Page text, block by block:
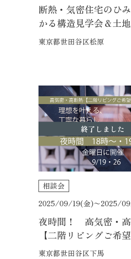
断熱・気密住宅のひ
かる構造見学会＆土
お話
東京都世田谷区松原
終了しました
相談会
2025/09/19(金)〜2025/
夜時間！ 高気密・
【二階リビングご希
定】理想を叶える、丁
東京都世田谷区下馬